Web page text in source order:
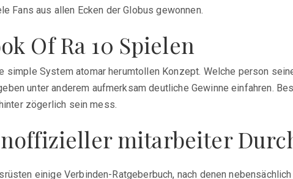
Fans aus allen Ecken der Globus gewonnen.
Of Ra 10 Spielen
simple System atomar herumtollen Konzept. Welche person
unter anderem aufmerksam deutliche Gewinne einfahren.
zögerlich sein mess.
mitarbeiter
einige Verbinden-Ratgeberbuch, nach denen